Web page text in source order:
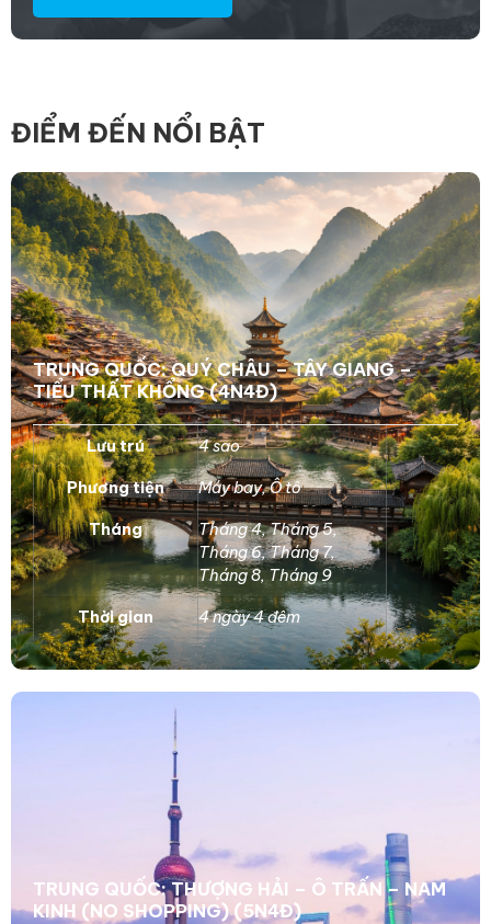
ĐIỂM ĐẾN NỔI BẬT
TRUNG QUỐC: QUÝ CHÂU – TÂY GIANG –
TIỂU THẤT KHỔNG (4N4Đ)
Lưu trú 4 sao
Phương tiện Máy bay,Ô tô
Tháng Tháng 4,Tháng 5,
Tháng 6,Tháng 7,
Tháng 8,Tháng 9
Thời gian 4 ngày 4 đêm
TRUNG QUỐC: THƯỢNG HẢI – Ô TRẤN – NAM
KINH (NO SHOPPING) (5N4Đ)